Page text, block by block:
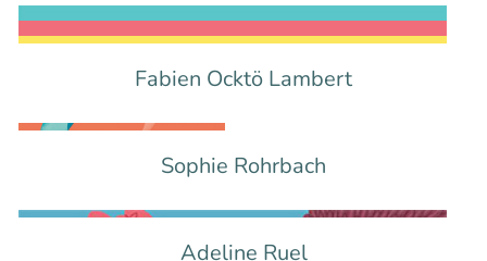
Fabien Ocktö Lambert
Sophie Rohrbach
Adeline Ruel